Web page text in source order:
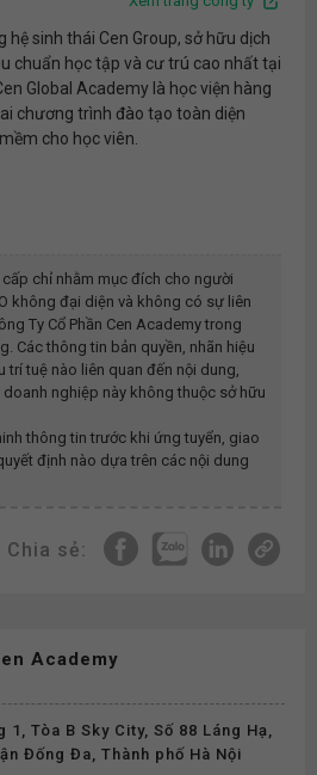
sinh thái Cen Group, sở hữu dịch
chuẩn học tập và cư trú cao nhất tại
Global Academy là học viện hàng
chương trình đào tạo toàn diện
cho học viên.
chỉ nhằm mục đích cho người
không đại diện và không có sự liên
Ty Cổ Phần Cen Academytrong
Các thông tin bản quyền, nhãn hiệu
trí tuệ nào liên quan đến nội dung,
nghiệp này không thuộc sở hữu
thông tin trước khi ứng tuyển, giao
định nào dựa trên các nội dung
Chia sẻ:
Academy
Tòa B Sky City, Số 88 Láng Hạ,
Đống Đa, Thành phố Hà Nội